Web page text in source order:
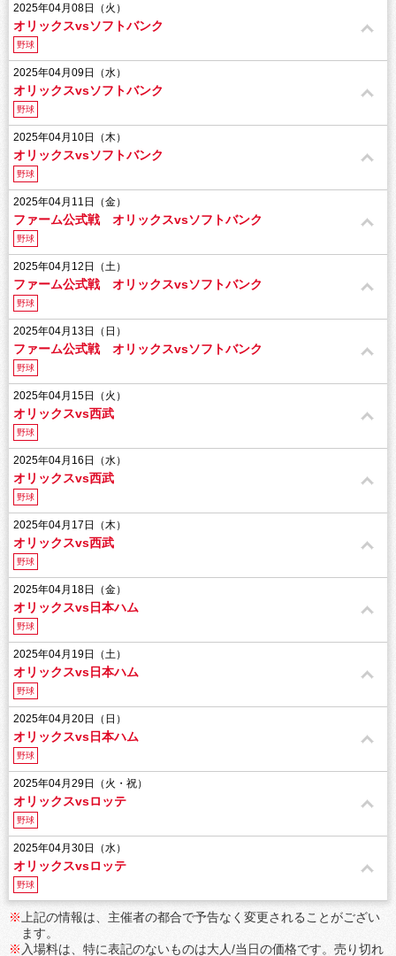
2025年04月08日（火）
オリックスvsソフトバンク
野球
2025年04月09日（水）
オリックスvsソフトバンク
野球
2025年04月10日（木）
オリックスvsソフトバンク
野球
2025年04月11日（金）
ファーム公式戦 オリックスvsソフトバンク
野球
2025年04月12日（土）
ファーム公式戦 オリックスvsソフトバンク
野球
2025年04月13日（日）
ファーム公式戦 オリックスvsソフトバンク
野球
2025年04月15日（火）
オリックスvs西武
野球
2025年04月16日（水）
オリックスvs西武
野球
2025年04月17日（木）
オリックスvs西武
野球
2025年04月18日（金）
オリックスvs日本ハム
野球
2025年04月19日（土）
オリックスvs日本ハム
野球
2025年04月20日（日）
オリックスvs日本ハム
野球
2025年04月29日（火・祝）
オリックスvsロッテ
野球
2025年04月30日（水）
オリックスvsロッテ
野球
※ 上記の情報は、主催者の都合で予告なく変更されることがござい
ます。
※ 入場料は、特に表記のないものは大人/当日の価格です。売り切れ